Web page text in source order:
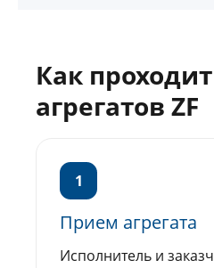
Как
агрегатов ZF
1
Прием агрегата
Исполнитель и